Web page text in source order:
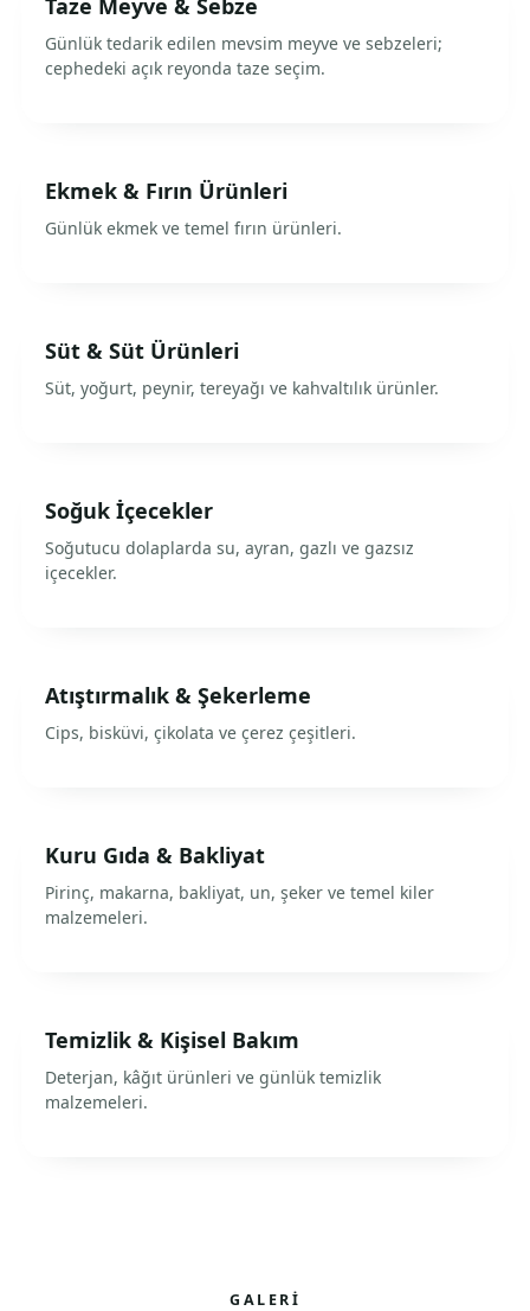
Taze Meyve & Sebze
Günlük tedarik edilen mevsim meyve ve sebzeleri;
cephedeki açık reyonda taze seçim.
Ekmek & Fırın Ürünleri
Günlük ekmek ve temel fırın ürünleri.
Süt & Süt Ürünleri
Süt, yoğurt, peynir, tereyağı ve kahvaltılık ürünler.
Soğuk İçecekler
Soğutucu dolaplarda su, ayran, gazlı ve gazsız
içecekler.
Atıştırmalık & Şekerleme
Cips, bisküvi, çikolata ve çerez çeşitleri.
Kuru Gıda & Bakliyat
Pirinç, makarna, bakliyat, un, şeker ve temel kiler
malzemeleri.
Temizlik & Kişisel Bakım
Deterjan, kâğıt ürünleri ve günlük temizlik
malzemeleri.
GALERI